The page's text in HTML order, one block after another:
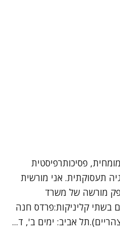
פסיכותרפיסטית
תעסוקתית. אני מורשית
מורשה של משרד
בשתי קליניקות:פרדס חנה
אביב: ימים ב', ד...